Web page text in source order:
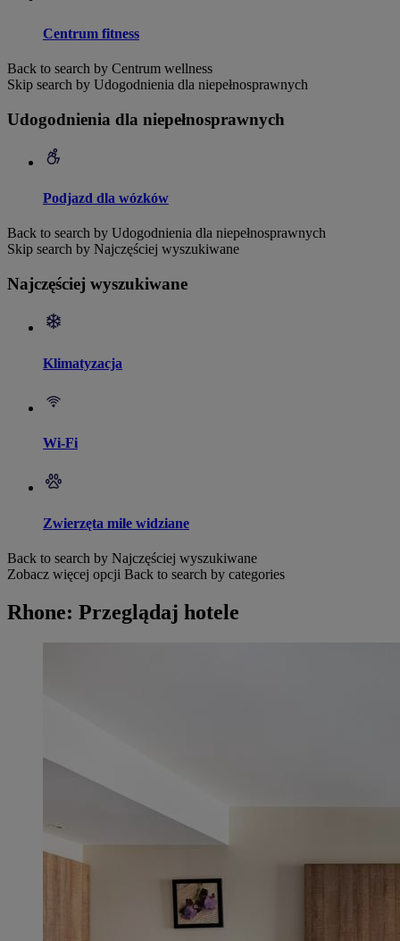
Centrum fitness
Back to search by Centrum wellness
Skip search by Udogodnienia dla niepełnosprawnych
Udogodnienia dla niepełnosprawnych
Podjazd dla wózków
Back to search by Udogodnienia dla niepełnosprawnych
Skip search by Najczęściej wyszukiwane
Najczęściej wyszukiwane
Klimatyzacja
Wi-Fi
Zwierzęta mile widziane
Back to search by Najczęściej wyszukiwane
Zobacz więcej opcji Back to search by categories
Rhone: Przeglądaj hotele